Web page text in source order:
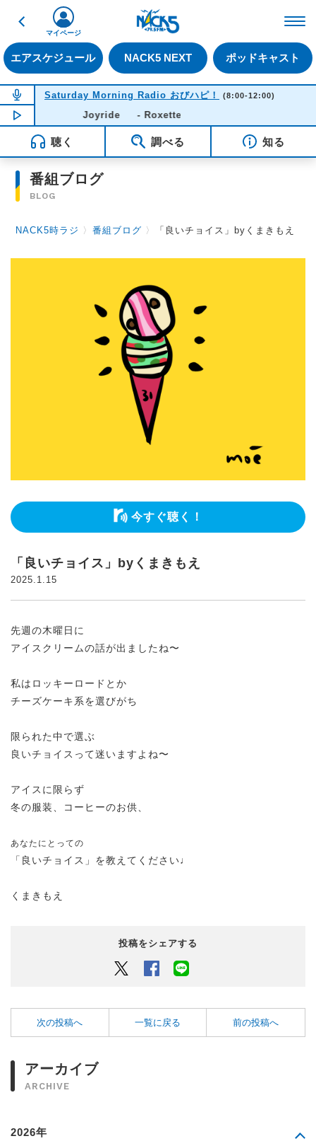
戻る
エアスケジュール NACK5 NEXT ポッドキャスト
マイページ
NOW ON AIR
Saturday Morning Radio おびハピ！ (8:00-12:00)
NOW PLAYING07:52
Joyride - Roxette
聴く 調べる 知る
番組ブログ
BLOG
NACK5時ラジ 〉番組ブログ 〉 「良いチョイス」byくまきもえ
今すぐ聴く！
「良いチョイス」byくまきもえ
2025.1.15
先週の木曜日に
アイスクリームの話が出ましたね〜
私はロッキーロードとか
チーズケーキ系を選びがち
限られた中で選ぶ
良いチョイスって迷いますよね〜
アイスに限らず
冬の服装、コーヒーのお供、
あなたにとっての
「良いチョイス」を教えてください♩
くまきもえ
投稿をシェアする
Twitter Facebook
次の投稿へ 一覧に戻る 前の投稿へ
アーカイブ
ARCHIVE
2026年